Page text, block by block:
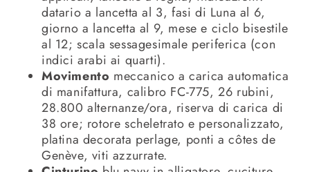
datario a lancetta al 3, fasi di Luna al 6,
giorno a lancetta al 9, mese e ciclo bisestile
al 12; scala sessagesimale periferica (con
indici arabi ai quarti).
Movimento meccanico a carica automatica
di manifattura, calibro FC-775, 26 rubini,
28.800 alternanze/ora, riserva di carica di
38 ore; rotore scheletrato e personalizzato,
platina decorata perlage, ponti a côtes de
Genève, viti azzurrate.